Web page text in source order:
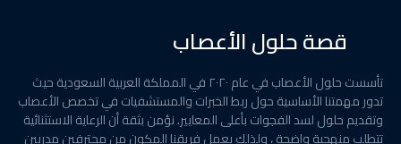
قصة حلول الأعصاب
تأسست حلول الأعصاب في عام ٢٠٢٠ في المملكة العربية السعودية حيث
تدور مهمتنا الأساسية حول ربط الخبرات والمستشفيات في تخصص الأعصاب
وتقديم حلول لسد الفجوات بأعلى المعايير. نؤمن بثقة أن الرعاية الاستثنائية
تتطلب منهجية واضحة ، ولذلك يعمل فريقنا المكون من محترفين مدربين